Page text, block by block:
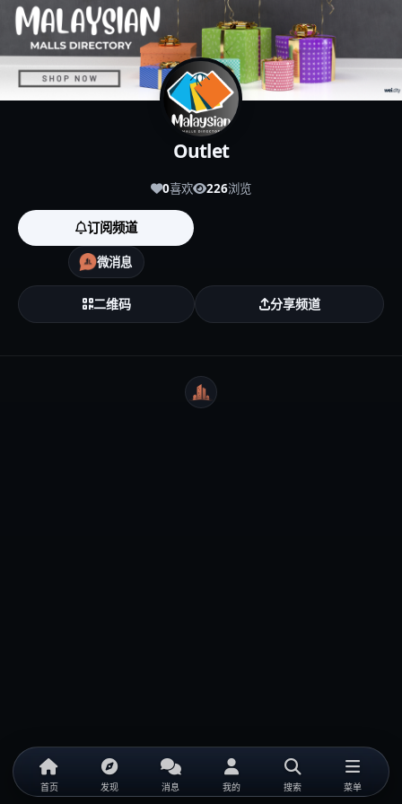
Outlet
0喜欢 226浏览
订阅频道
微消息
二维码 分享频道
WeiCity
首页 发现 消息 我的 搜索 菜单